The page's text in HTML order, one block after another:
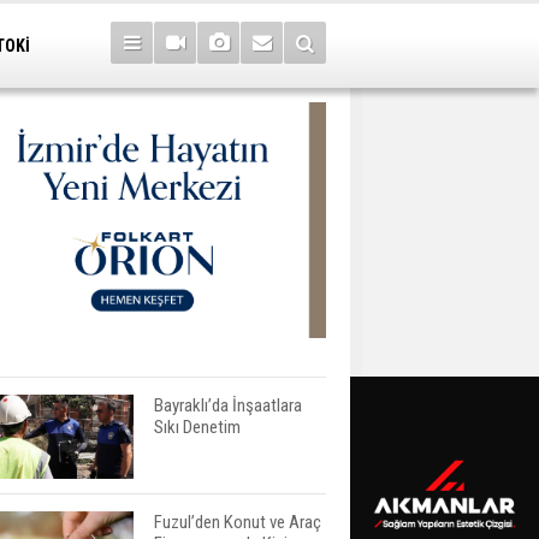
Bayraklı’da İnşaatlara
Sıkı Denetim
Fuzul’den Konut ve Araç